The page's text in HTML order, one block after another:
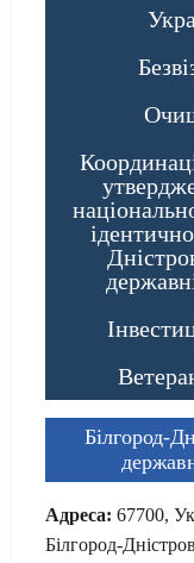
Білгород-
Адреса: 67700,
Білгород-